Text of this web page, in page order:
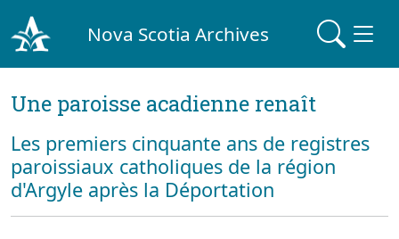
Nova Scotia Archives
Une paroisse acadienne renaît
Les premiers cinquante ans de registres
paroissiaux catholiques de la région
d'Argyle après la Déportation